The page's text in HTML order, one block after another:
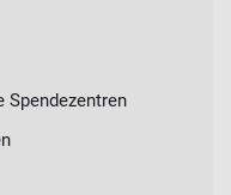
Spendezentren